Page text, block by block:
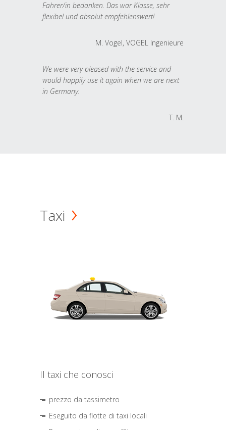
Fahrer/in bedanken. Das war Klasse, sehr
flexibel und absolut empfehlenswert!
M. Vogel, VOGEL Ingenieure
We were very pleased with the service and
would happily use it again when we are next
in Germany.
T. M.
Taxi
Il taxi che conosci
prezzo da tassimetro
Eseguito da flotte di taxi locali